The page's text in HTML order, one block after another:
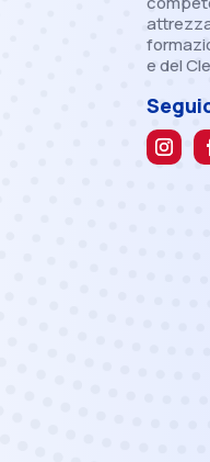
e del